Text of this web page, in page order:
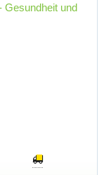
Gesundheit und